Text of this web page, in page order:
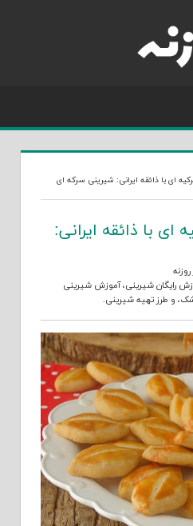
ای با ذائقه ایرانی: شیرینی سرکه ای
با ذائقه ایرانی:
رایگان شیرینی،آموزش شیرینی
، و طرز تهیه شیرینی.